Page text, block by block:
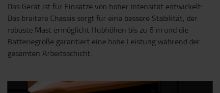
Das Gerät ist für Einsätze von hoher Intensität entwickelt:
Das breitere Chassis sorgt für eine bessere Stabilität, der
robuste Mast ermöglicht Hubhöhen bis zu 6 m und die
Batteriegröße garantiert eine hohe Leistung während der
gesamten Arbeitsschicht.